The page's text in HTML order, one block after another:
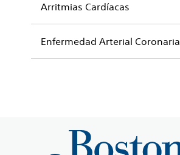
Arritmias Cardíacas
Enfermedad Arterial Coronaria